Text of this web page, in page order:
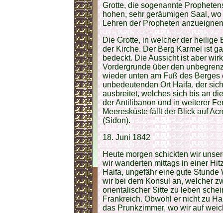
Grotte, die sogenannte
hohen, sehr geräumigen Saal,
Lehren der Propheten
Die Grotte, in welcher der heilige
der Kirche. Der Berg Karmel ist
bedeckt. Die Aussicht ist aber
Vordergrunde über den
wieder unten am Fuß des
unbedeutenden Ort Haifa, der
ausbreitet, welches sich bis an
der Antilibanon und in weiterer
Meeresküste fällt der Blick auf
(Sidon).
18. Juni 1842
Heute morgen schickten wir
wir wanderten mittags in einer
Haifa, ungefähr eine gute Stunde
wir bei dem Konsul an, welcher
orientalischer Sitte zu leben
Frankreich. Obwohl er nicht zu
das Prunkzimmer, wo wir auf